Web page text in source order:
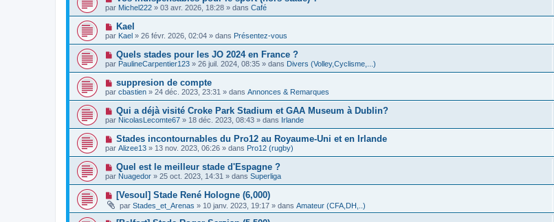
g
e
e
s
s
a
g
e
a
u
m
e
s
s
a
g
e
o
u
v
e
a
u
m
e
s
a
g
e
par Michel222 » 03 avr. 2026, 18:28 » dans Café
N
o
u
e
a
u
m
e
s
s
a
g
e
Kael
par Kael » 26 févr. 2026, 02:04 » dans Présentez-vous
N
o
u
e
a
u
m
e
s
s
a
g
e
Quels stades pour les JO 2024 en France ?
par PaulineCarpentier123 » 26 juil. 2024, 08:35 » dans Divers (Volley,Cyclisme,...)
N
o
u
e
a
u
m
e
s
s
a
g
e
suppresion de compte
par cbastien » 24 déc. 2023, 23:31 » dans Annonces & Remarques
N
o
u
v
e
a
u
m
e
s
s
a
g
e
Qui a déjà visité Croke Park Stadium et GAA Museum à Dublin?
par NicolasLecomte67 » 18 déc. 2023, 08:43 » dans Irlande
N
o
u
e
a
u
m
e
s
s
Stades incontournables du Pro12 au Royaume-Uni et en Irlande
par Alizee13 » 13 nov. 2023, 06:26 » dans Pro12 (rugby)
N
o
u
v
a
u
Quel est le meilleur stade d'Espagne ?
par Nuagedor » 25 oct. 2023, 14:31 » dans Superliga
N
o
u
v
[Vesoul] Stade René Hologne (6,000)
par Stades_et_Arenas » 10 janv. 2023, 19:17 » dans Amateur (CFA,DH,..)